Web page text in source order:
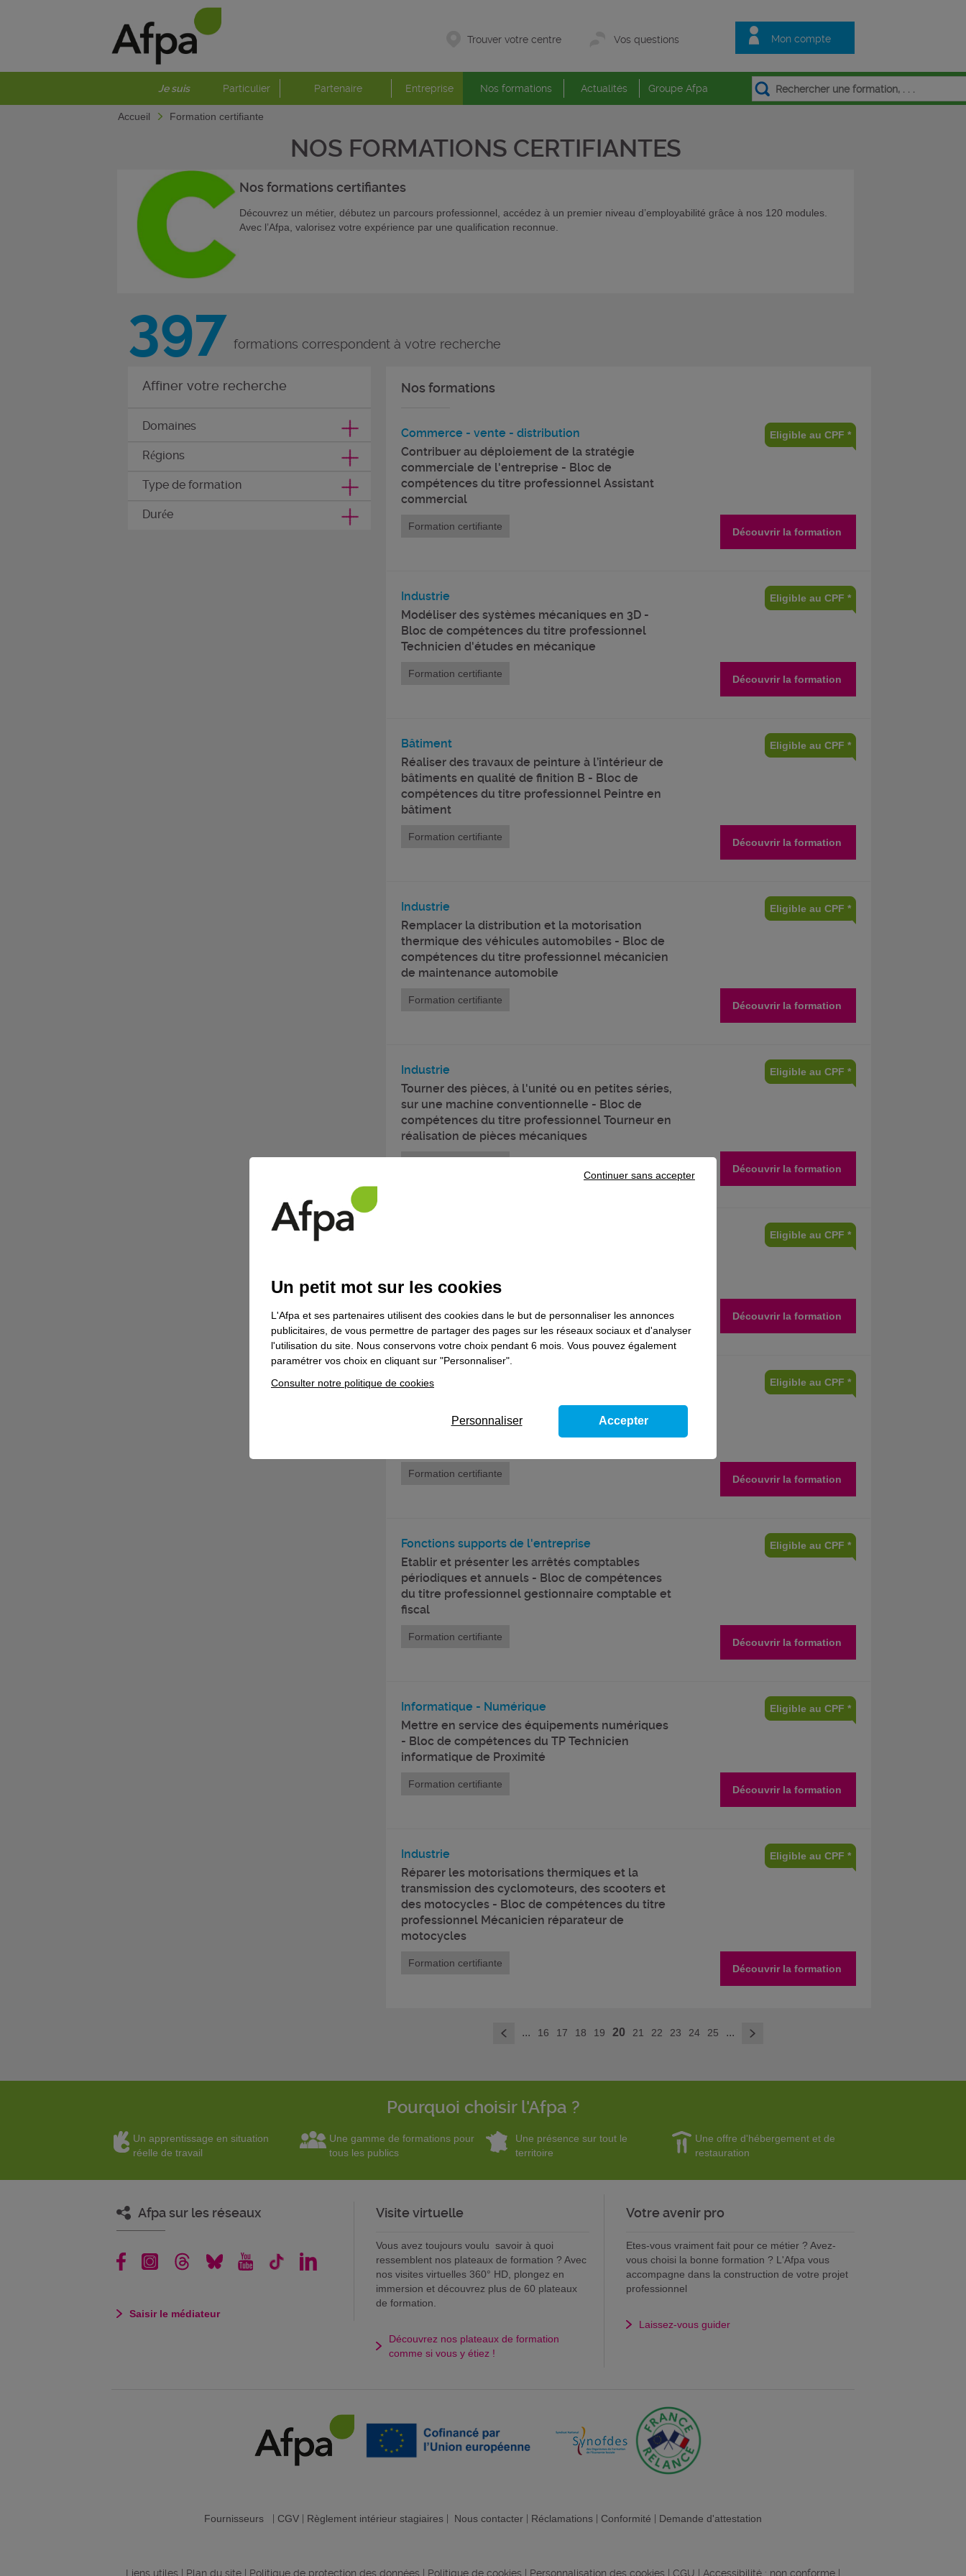
Mon compte
Trouver votre centre Vos questions
Je suis Particulier Partenaire Entreprise Nos formations Actualités Groupe Afpa
Accueil Formation certifiante
NOS FORMATIONS CERTIFIANTES
Nos formationscertifiantes
Découvrez un métier, débutez un parcours professionnel, accédez à un premier niveau d’employabilité grâce à nos 120 modules.
Avec l’Afpa, valorisez votre expérience par une qualification reconnue.
397 formations correspondent à votre recherche
Affiner votre recherche
Domaines
Régions
Type de formation
Durée
Nos formations
Commerce - vente - distribution
Contribuer au déploiement de la stratégie
commerciale de l'entreprise - Bloc de
compétences du titre professionnel Assistant
commercial
Eligible au CPF *
Formation certifiante Découvrir la formation
Industrie
Modéliser des systèmes mécaniques en 3D -
Bloc de compétences du titre professionnel
Technicien d'études en mécanique
Eligible au CPF *
Formation certifiante Découvrir la formation
Bâtiment
Réaliser des travaux de peinture à l’intérieur de
bâtiments en qualité de finition B - Bloc de
compétences du titre professionnel Peintre en
bâtiment
Eligible au CPF *
Formation certifiante Découvrir la formation
Industrie
Remplacer la distribution et la motorisation
thermique des véhicules automobiles - Bloc de
compétences du titre professionnel mécanicien
de maintenance automobile
Eligible au CPF *
Formation certifiante Découvrir la formation
Industrie
Tourner des pièces, à l'unité ou en petites séries,
sur une machine conventionnelle - Bloc de
compétences du titre professionnel Tourneur en
réalisation de pièces mécaniques
Eligible au CPF *
Découvrir la formation
professionnel Serveur en restauration
Eligible au CPF *
Formation certifiante Découvrir la formation
Bâtiment
bâtiments en qualité de finition B ou C - Bloc de
compétences du titre professionnel Peintre en
Eligible au CPF *
Formation certifiante Découvrir la formation
Fonctions supports de l'entreprise
Etablir et présenter les arrêtés comptables
périodiques et annuels - Bloc de compétences
du titre professionnel gestionnaire comptable et
fiscal
Eligible au CPF *
Formation certifiante Découvrir la formation
Informatique - Numérique
Mettre en service des équipements numériques
- Bloc de compétences du TP Technicien
informatique de Proximité
Eligible au CPF *
Formation certifiante Découvrir la formation
Industrie
Réparer les motorisations thermiques et la
transmission des cyclomoteurs, des scooters et
des motocycles - Bloc de compétences du titre
professionnel Mécanicien réparateur de
motocycles
Eligible au CPF *
Formation certifiante Découvrir la formation
< ... 16 17 18 19 20 21 22 23 24 25 ... >
Pourquoi choisir l'Afpa ?
Un apprentissage en situation
réelle de travail
Une gamme de formations pour
tous les publics
Une présence sur tout le
territoire
Une offre d'hébergement et de
restauration
Afpa sur les réseaux
Saisir le médiateur
Visite virtuelle
Vous avez toujours voulu savoir à quoi
ressemblent nos plateaux de formation ? Avec
nos visites virtuelles 360° HD, plongez en
immersion et découvrez plus de 60 plateaux
de formation.
Découvrez nos plateaux de formation
comme si vous y étiez !
Votre avenir pro
Etes-vous vraiment fait pour ce métier ? Avez-
vous choisi la bonne formation ? L'Afpa vous
accompagne dans la construction de votre projet
professionnel
Laissez-vous guider
Fournisseurs CGV Règlement intérieur stagiaires Nous contacter Réclamations Conformité Demande d'attestation
Liens utiles Plan du site Politique de protection des données Politique de cookies Personnalisation des cookies CGU Accessibilité : non conforme
Un petit mot sur les cookies
L'Afpa et ses partenaires utilisent des cookies dans le but de personnaliser les annonces
publicitaires, de vous permettre de partager des pages sur les réseaux sociaux et d'analyser
l'utilisation du site. Nous conservons votre choix pendant 6 mois. Vous pouvez également
paramétrer vos choix en cliquant sur "Personnaliser".
Consulter notre politique de cookies
Continuer sans accepter
Personnaliser Accepter